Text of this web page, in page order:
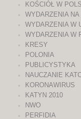
KOŚCIÓŁ W
WYDARZENIA
WYDARZENIA W
WYDARZENIA W
KRESY
POLONIA
PUBLICYSTYKA
NAUCZANIE
KORONAWIRUS
KATYN 2010
NWO
PERFIDIA